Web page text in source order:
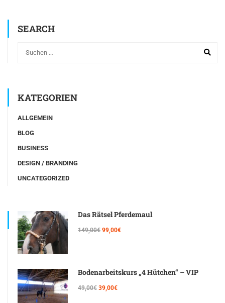
SEARCH
KATEGORIEN
ALLGEMEIN
BLOG
BUSINESS
DESIGN / BRANDING
UNCATEGORIZED
Das Rätsel Pferdemaul
149,00€ 99,00€
Bodenarbeitskurs „4 Hütchen“ – VIP
49,00€ 39,00€